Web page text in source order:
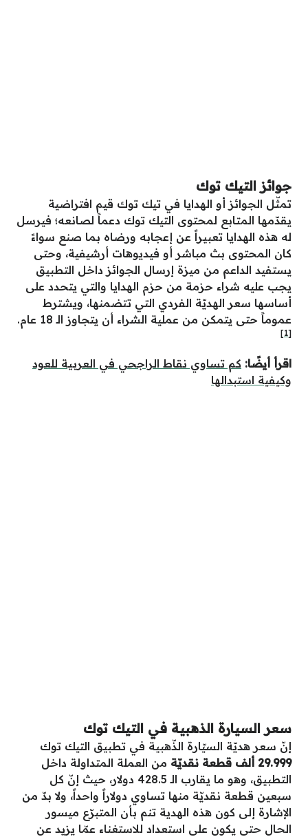
جوائز التيك توك
تمثّل الجوائز أو الهدايا في تيك توك قيم افتراضية
يقدّمها المتابع لمحتوى التيك توك دعماً لصانعه؛ فيرسل
له هذه الهدايا تعبيراً عن إعجابه ورضاه بما صنع سواءً
كان المحتوى بث مباشر أو فيديوهات أرشيفية، وحتى
يستفيد الداعم من ميزة إرسال الجوائز داخل التطبيق
يجب عليه شراء حزمة من حزم الهدايا والتي يتحدد على
أساسها سعر الهديّة الفردي التي تتضمنها، ويشترط
عموماً حتى يتمكن من عملية الشراء أن يتجاوز الـ 18 عام.
[1]
اقرأ أيضًا: كم تساوي نقاط الراجحي في العربية للعود
وكيفية استبدالها
سعر السيارة الذهبية في التيك توك
إنّ سعر هديّة السيّارة الذّهبية في تطبيق التيك توك
29.999 ألف قطعة نقديّة
من العملة المتداولة داخل
التطبيق، وهو ما يقارب الـ 428.5 دولار، حيث إنّ كل
سبعين قطعة نقديّة منها تساوي دولاراً واحداً، ولا بدّ من
الإشارة إلى كون هذه الهدية تنم بأن المتبرّع ميسور
الحال حتى يكون على استعداد للاستغناء عمّا يزيد عن